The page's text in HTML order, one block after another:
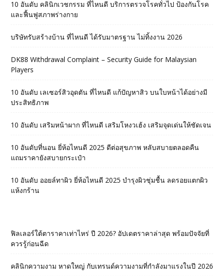
10 อันดับ คลินิกเวชกรรม ที่ไหนดี บริการตรวจโรคทั่วไป ป้องกันโรค
และฟื้นฟูสภาพร่างกาย
บริษัทรับสร้างบ้าน ที่ไหนดี ได้รับมาตรฐาน ไม่ทิ้งงาน 2026
DK88 Withdrawal Complaint – Security Guide for Malaysian
Players
10 อันดับ เลเซอร์สิวอุดตัน ที่ไหนดี แก้ปัญหาสิว บนใบหน้าได้อย่างมี
ประสิทธิภาพ
10 อันดับ เสริมหน้าผาก ที่ไหนดี เสริมโหงวเฮ้ง เสริมจุดเด่นให้ชัดเจน
10 อันดับที่นอน ยี่ห้อไหนดี 2025 ดีต่อสุขภาพ หลับสบายตลอดคืน
แถมราคายังสบายกระเป๋า
10 อันดับ ออยล์ทาผิว ยี่ห้อไหนดี 2025 บำรุงผิวชุ่มชื้น ลดรอยแตกผิว
แห้งกร้าน
ฟิลเลอร์ใต้ตาราคาเท่าไหร่ ปี 2026? อัปเดตราคาล่าสุด พร้อมปัจจัยที่
ควรรู้ก่อนฉีด
คลินิกความงาม หาดใหญ่ กับเทรนด์ความงามที่กำลังมาแรงในปี 2026